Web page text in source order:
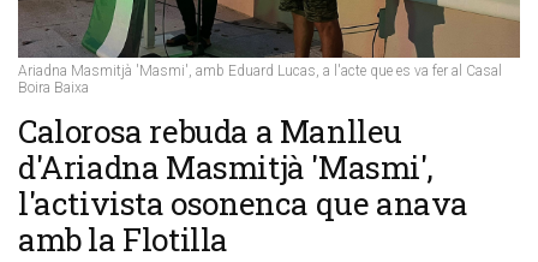
Ariadna Masmitjà 'Masmi', amb Eduard Lucas, a l'acte que es va fer al Casal
Boira Baixa
Calorosa rebuda a Manlleu
d'Ariadna Masmitjà 'Masmi',
l'activista osonenca que anava
amb la Flotilla